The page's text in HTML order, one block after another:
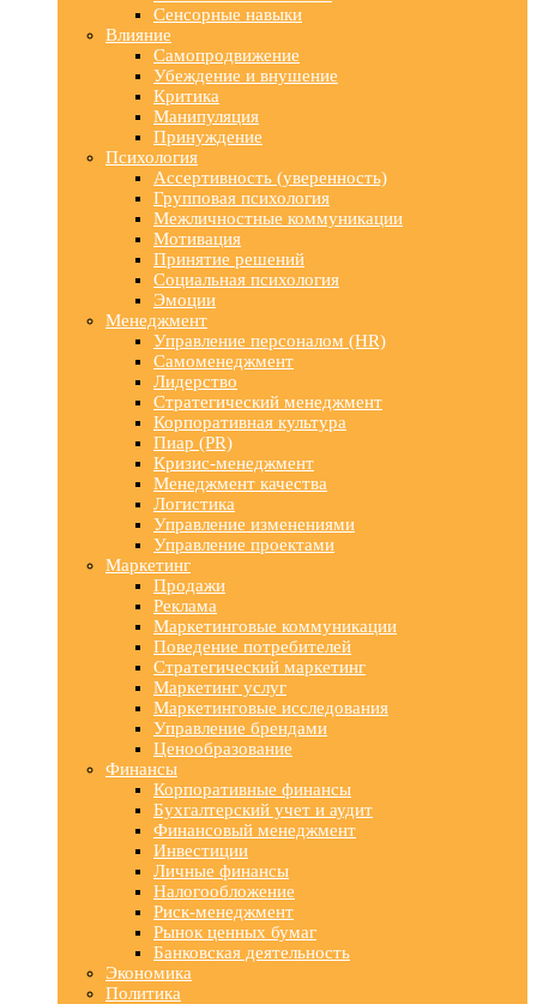
Сенсорные навыки
Влияние
Самопродвижение
Убеждение и внушение
Критика
Манипуляция
Принуждение
Психология
Ассертивность (уверенность)
Групповая психология
Межличностные коммуникации
Мотивация
Принятие решений
Социальная психология
Эмоции
Менеджмент
Управление персоналом (HR)
Самоменеджмент
Лидерство
Стратегический менеджмент
Корпоративная культура
Пиар (PR)
Кризис-менеджмент
Менеджмент качества
Логистика
Управление изменениями
Управление проектами
Маркетинг
Продажи
Реклама
Маркетинговые коммуникации
Поведение потребителей
Стратегический маркетинг
Маркетинг услуг
Маркетинговые исследования
Управление брендами
Ценообразование
Финансы
Корпоративные финансы
Бухгалтерский учет и аудит
Финансовый менеджмент
Инвестиции
Личные финансы
Налогообложение
Риск-менеджмент
Рынок ценных бумаг
Банковская деятельность
Экономика
Политика